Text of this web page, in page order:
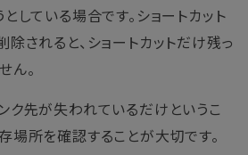
している場合です。ショートカット
除されると、ショートカットだけ残っ
ん。
ク先が失われているだけというこ
場所を確認することが大切です。